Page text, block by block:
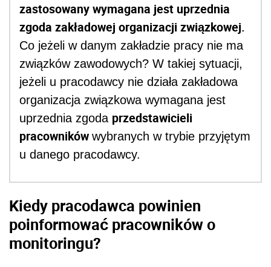
zastosowany wymagana jest uprzednia
zgoda zakładowej organizacji związkowej.
Co jeżeli w danym zakładzie pracy nie ma
związków zawodowych? W takiej sytuacji,
jeżeli u pracodawcy nie działa zakładowa
organizacja związkowa wymagana jest
uprzednia zgoda przedstawicieli
pracowników wybranych w trybie przyjętym
u danego pracodawcy.
Kiedy pracodawca powinien
poinformować pracowników o
monitoringu?